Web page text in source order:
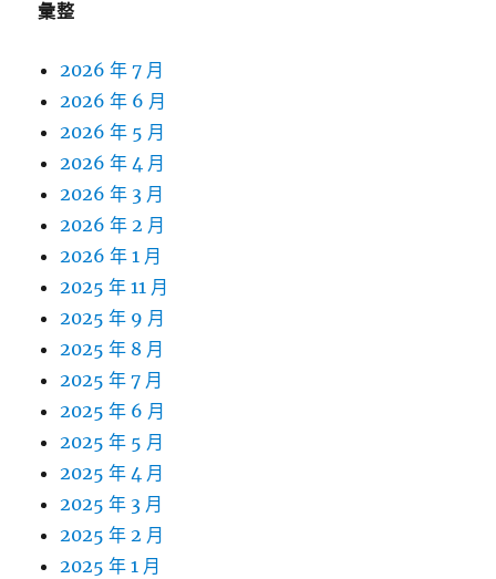
彙整
2026 年 7 月
2026 年 6 月
2026 年 5 月
2026 年 4 月
2026 年 3 月
2026 年 2 月
2026 年 1 月
2025 年 11 月
2025 年 9 月
2025 年 8 月
2025 年 7 月
2025 年 6 月
2025 年 5 月
2025 年 4 月
2025 年 3 月
2025 年 2 月
2025 年 1 月